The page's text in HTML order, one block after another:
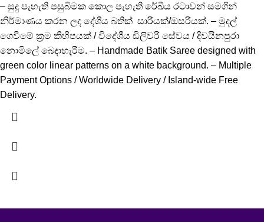
– සුදු පැහැති පසුබිමක කොල පැහැති රේඛීය රටාවන් සමගින්
නිර්මාණය කරන ලද දේශීය බතික් සාරියක්/ඔසරියක්. – මුදල්
ගෙවීමේ ක්‍රම කිහිපයක් / විදේශීය ඩිලිවරි සේවය / දිවයිනපුරා
නොමිලේ බෙදාහැරීම. – Handmade Batik Saree designed with
green color linear patterns on a white background. – Multiple
Payment Options / Worldwide Delivery / Island-wide Free
Delivery.